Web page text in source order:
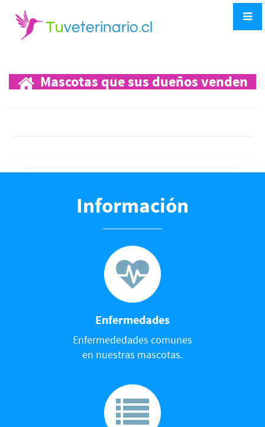
Mascotas que sus dueños venden
Información
Enfermedades
Enfermededades comunes
en nuestras mascotas.